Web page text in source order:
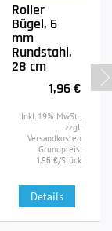
Roller
Bügel, 6
mm
Rundstahl,
28 cm
1,96 €
Inkl. 19% MwSt.,
zzgl.
Versandkosten
Grundpreis:
1,96 €/Stück
Details